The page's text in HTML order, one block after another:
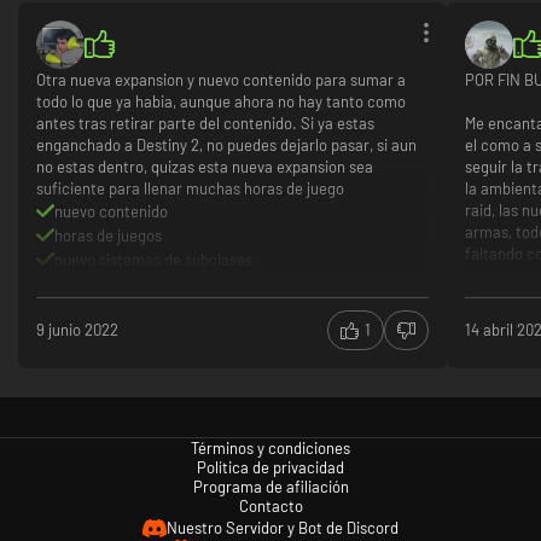
Otra nueva expansion y nuevo contenido para sumar a
todo lo que ya habia, aunque ahora no hay tanto como
antes tras retirar parte del contenido. Si ya estas
enganchado a Destiny 2, no puedes dejarlo pasar, si aun
no estas dentro, quizas esta nueva expansion sea
suficiente para llenar muchas horas de juego
nuevo contenido
horas de juegos
9 junio 2022
1
POR FIN
Me
el como a
seguir la
la
raid, las
armas,
faltando
14 abril
Términos y condiciones
Política de privacidad
Programa de afiliación
Contacto
Nuestro Servidor y Bot de Discord